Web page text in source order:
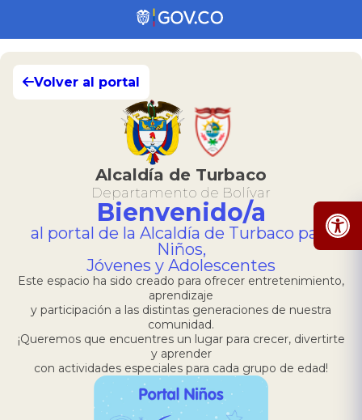
Volver al portal
Alcaldía de Turbaco
Departamento de Bolívar
Bienvenido/a
al portal de la Alcaldía de Turbaco para
Niños,
Jóvenes y Adolescentes
Este espacio ha sido creado para ofrecer entretenimiento,
aprendizaje
y participación a las distintas generaciones de nuestra
comunidad.
¡Queremos que encuentres un lugar para crecer, divertirte
y aprender
con actividades especiales para cada grupo de edad!